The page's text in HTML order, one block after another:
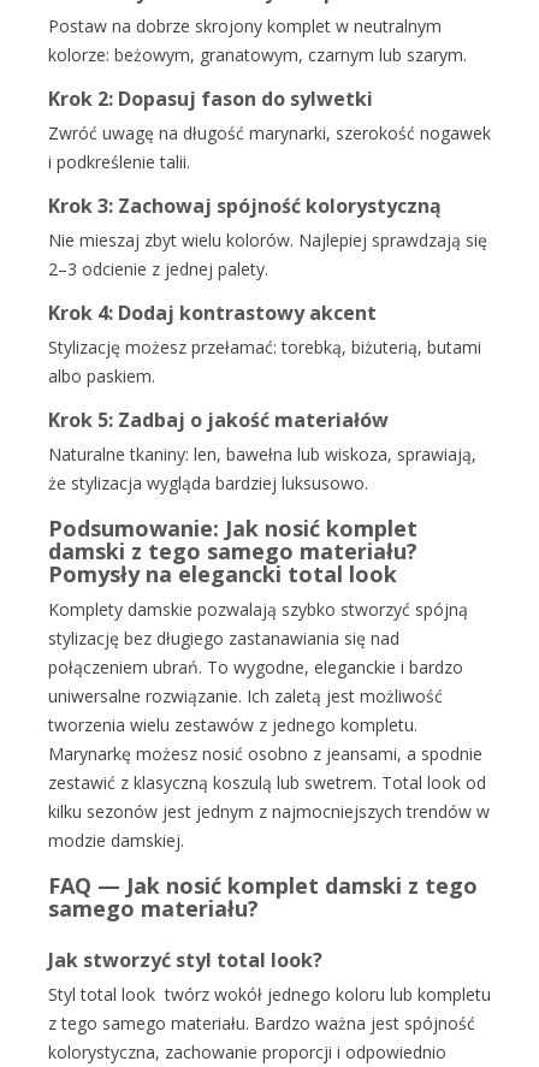
Postaw na dobrze skrojony komplet w neutralnym
kolorze: beżowym, granatowym, czarnym lub szarym.
Krok 2: Dopasuj fason do sylwetki
Zwróć uwagę na długość marynarki, szerokość nogawek
i podkreślenie talii.
Krok 3: Zachowaj spójność kolorystyczną
Nie mieszaj zbyt wielu kolorów. Najlepiej sprawdzają się
2–3 odcienie z jednej palety.
Krok 4: Dodaj kontrastowy akcent
Stylizację możesz przełamać: torebką, biżuterią, butami
albo paskiem.
Krok 5: Zadbaj o jakość materiałów
Naturalne tkaniny: len, bawełna lub wiskoza, sprawiają,
że stylizacja wygląda bardziej luksusowo.
Podsumowanie: Jak nosić komplet
damski z tego samego materiału?
Pomysły na elegancki total look
Komplety damskie pozwalają szybko stworzyć spójną
stylizację bez długiego zastanawiania się nad
połączeniem ubrań. To wygodne, eleganckie i bardzo
uniwersalne rozwiązanie. Ich zaletą jest możliwość
tworzenia wielu zestawów z jednego kompletu.
Marynarkę możesz nosić osobno z jeansami, a spodnie
zestawić z klasyczną koszulą lub swetrem. Total look od
kilku sezonów jest jednym z najmocniejszych trendów w
modzie damskiej.
FAQ — Jak nosić komplet damski z tego
samego materiału?
Jak stworzyć styl total look?
Styl total look twórz wokół jednego koloru lub kompletu
z tego samego materiału. Bardzo ważna jest spójność
kolorystyczna, zachowanie proporcji i odpowiednio